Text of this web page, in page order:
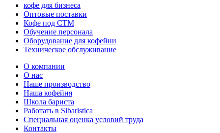
кофе для бизнеса
Оптовые поставки
Кофе под СТМ
Обучение персонала
Оборудование для кофейни
Техническое обслуживание
О компании
О нас
Наше производство
Наша кофейня
Школа бариста
Работать в Sibaristica
Специальная оценка условий труда
Контакты